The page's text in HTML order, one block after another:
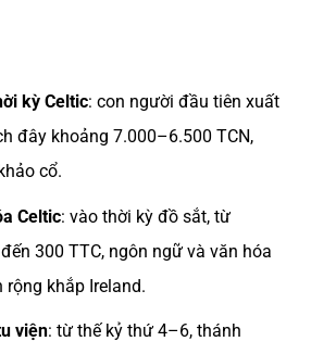
kỳ Celtic: con người đầu tiên xuất
đây khoảng 7.000–6.500 TCN,
cổ.
Celtic: vào thời kỳ đồ sắt, từ
300 TTC, ngôn ngữ và văn hóa
rộng khắp Ireland.
viện: từ thế kỷ thứ 4–6, thánh